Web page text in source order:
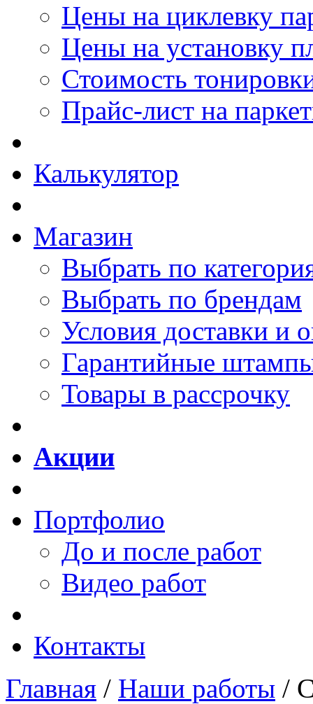
Цены на циклевку
Цены на установку
Стоимость
Прайс-лист на
Калькулятор
Магазин
Выбрать по
Выбрать по брендам
Условия доставки и
Гарантийные
Товары в рассрочку
Акции
Портфолио
До и после работ
Видео работ
Контакты
Главная / Наши работы /